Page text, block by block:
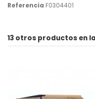
Referencia F0304401
13 otros productos en